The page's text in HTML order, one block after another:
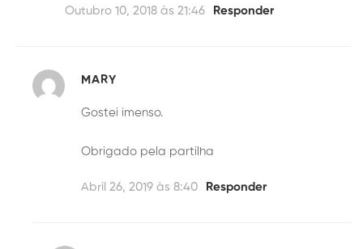
Outubro 10, 2018 às 21:46 Responder
MARY
Gostei imenso.
Obrigado pela partilha
Abril 26, 2019 às 8:40 Responder